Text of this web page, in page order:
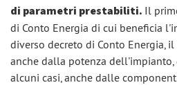
di parametri prestabiliti. Il
di Conto Energia di cui beneficia
diverso decreto di Conto Energia,
anche dalla potenza
alcuni casi, anche dalle